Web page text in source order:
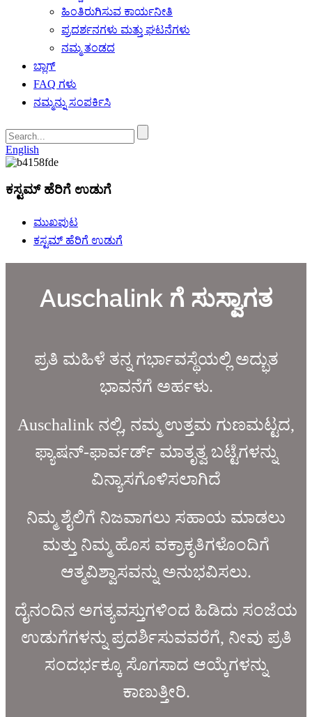
ಹಿಂತಿರುಗಿಸುವ ಕಾರ್ಯನೀತಿ
ಪ್ರದರ್ಶನಗಳು ಮತ್ತು ಘಟನೆಗಳು
ನಮ್ಮ ತಂಡದ
ಬ್ಲಾಗ್
FAQ ಗಳು
ನಮ್ಮನ್ನು ಸಂಪರ್ಕಿಸಿ
English
ಕಸ್ಟಮ್ ಹೆರಿಗೆ ಉಡುಗೆ
ಮುಖಪುಟ
ಕಸ್ಟಮ್ ಹೆರಿಗೆ ಉಡುಗೆ
Auschalink ಗೆ ಸುಸ್ವಾಗತ
ಪ್ರತಿ ಮಹಿಳೆ ತನ್ನ ಗರ್ಭಾವಸ್ಥೆಯಲ್ಲಿ ಅದ್ಭುತ
ಭಾವನೆಗೆ ಅರ್ಹಳು.
Auschalink ನಲ್ಲಿ, ನಮ್ಮ ಉತ್ತಮ ಗುಣಮಟ್ಟದ,
ಫ್ಯಾಷನ್-ಫಾರ್ವರ್ಡ್ ಮಾತೃತ್ವ ಬಟ್ಟೆಗಳನ್ನು
ವಿನ್ಯಾಸಗೊಳಿಸಲಾಗಿದೆ
ನಿಮ್ಮ ಶೈಲಿಗೆ ನಿಜವಾಗಲು ಸಹಾಯ ಮಾಡಲು
ಮತ್ತು ನಿಮ್ಮ ಹೊಸ ವಕ್ರಾಕೃತಿಗಳೊಂದಿಗೆ
ಆತ್ಮವಿಶ್ವಾಸವನ್ನು ಅನುಭವಿಸಲು.
ದೈನಂದಿನ ಅಗತ್ಯವಸ್ತುಗಳಿಂದ ಹಿಡಿದು ಸಂಜೆಯ
ಉಡುಗೆಗಳನ್ನು ಪ್ರದರ್ಶಿಸುವವರೆಗೆ, ನೀವು ಪ್ರತಿ
ಸಂದರ್ಭಕ್ಕೂ ಸೊಗಸಾದ ಆಯ್ಕೆಗಳನ್ನು
ಕಾಣುತ್ತೀರಿ.